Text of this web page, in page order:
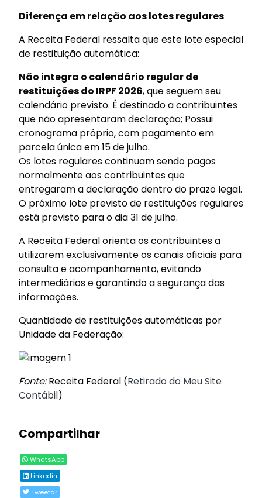
Diferença em relação aos lotes regulares
A Receita Federal ressalta que este lote especial
de restituição automática:
Não integra o calendário regular de
restituições do IRPF 2026, que seguem seu
calendário previsto. É destinado a contribuintes
que não apresentaram declaração; Possui
cronograma próprio, com pagamento em
parcela única em 15 de julho.
Os lotes regulares continuam sendo pagos
normalmente aos contribuintes que
entregaram a declaração dentro do prazo legal.
O próximo lote previsto de restituições regulares
está previsto para o dia 31 de julho.
A Receita Federal orienta os contribuintes a
utilizarem exclusivamente os canais oficiais para
consulta e acompanhamento, evitando
intermediários e garantindo a segurança das
informações.
Quantidade de restituições automáticas por
Unidade da Federação:
Fonte:Receita Federal (Retirado do Meu Site
Contábil)
Compartilhar
WhatsApp
Linkedin
Tweetar